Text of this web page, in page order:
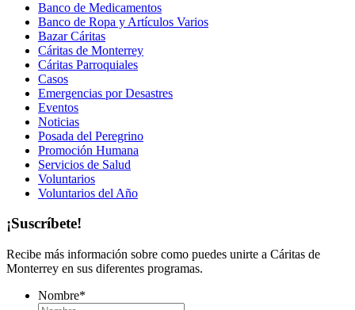
Banco de Medicamentos
Banco de Ropa y Artículos Varios
Bazar Cáritas
Cáritas de Monterrey
Cáritas Parroquiales
Casos
Emergencias por Desastres
Eventos
Noticias
Posada del Peregrino
Promoción Humana
Servicios de Salud
Voluntarios
Voluntarios del Año
¡Suscríbete!
Recibe más información sobre como puedes unirte a Cáritas de
Monterrey en sus diferentes programas.
Nombre*